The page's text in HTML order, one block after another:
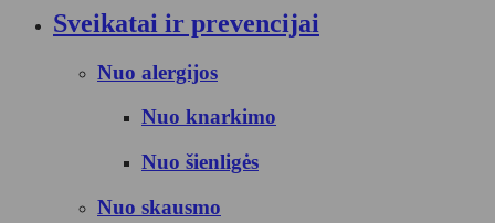
Sveikatai ir prevencijai
Nuo alergijos
Nuo knarkimo
Nuo šienligės
Nuo skausmo